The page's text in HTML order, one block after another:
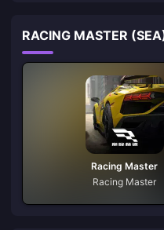
RACING MASTER
Racing Master
Racing Master